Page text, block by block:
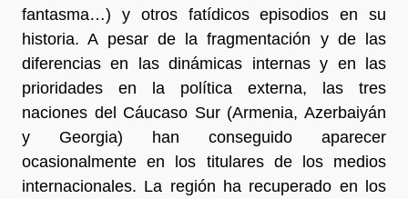
fantasma…) y otros fatídicos episodios en su
historia. A pesar de la fragmentación y de las
diferencias en las dinámicas internas y en las
prioridades en la política externa, las tres
naciones del Cáucaso Sur (Armenia, Azerbaiyán
y Georgia) han conseguido aparecer
ocasionalmente en los titulares de los medios
internacionales. La región ha recuperado en los